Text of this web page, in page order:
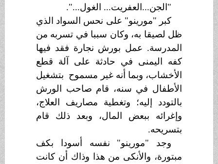
"الجن...العفريت... الغول...".
كبر "مورينو" على نحس السواد الذي
ظل لصيقا به، وكان سببا في تسربه من
المدرسة. عمل بورش نجارة فقد فيها
كفه اليمنى في حادثة على آلة قطع
الأخشاب، وبما أنه غير مسموح بتشغيل
الأطفال في سنه، قام صاحب الورش
بالتودد إليه؛ وتغطية مصاريف العلاج،
وإغرائه ببعض المال، وبعد ذلك قام
بتسريحه.
وجد "مورينو" نفسه أسودا بكف
مبتورة، والأنكى من هذا وذاك أن كانت